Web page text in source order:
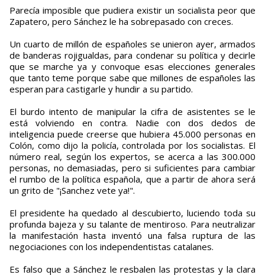
Parecía imposible que pudiera existir un socialista peor que
Zapatero, pero Sánchez le ha sobrepasado con creces.
Un cuarto de millón de españoles se unieron ayer, armados
de banderas rojigualdas, para condenar su política y decirle
que se marche ya y convoque esas elecciones generales
que tanto teme porque sabe que millones de españoles las
esperan para castigarle y hundir a su partido.
El burdo intento de manipular la cifra de asistentes se le
está volviendo en contra. Nadie con dos dedos de
inteligencia puede creerse que hubiera 45.000 personas en
Colón, como dijo la policía, controlada por los socialistas. El
número real, según los expertos, se acerca a las 300.000
personas, no demasiadas, pero si suficientes para cambiar
el rumbo de la política española, que a partir de ahora será
un grito de "¡Sanchez vete ya!".
El presidente ha quedado al descubierto, luciendo toda su
profunda bajeza y su talante de mentiroso. Para neutralizar
la manifestación hasta inventó una falsa ruptura de las
negociaciones con los independentistas catalanes.
Es falso que a Sánchez le resbalen las protestas y la clara